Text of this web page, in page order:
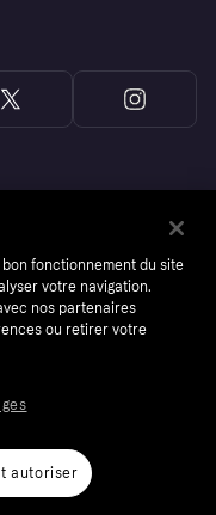
Stockholm, Sweden. All
34 Stockholm. Organization
fonctionnement du site
votre navigation.
nos partenaires
ou retirer votre
autoriser